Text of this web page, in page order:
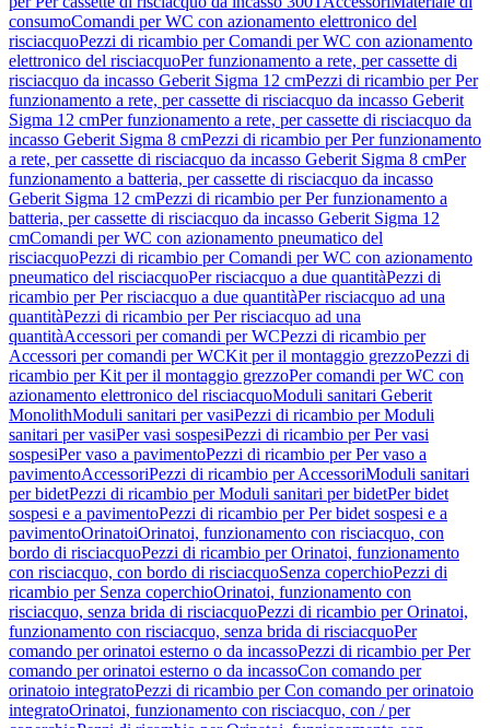
consumoComandi per WC con azionamento elettronico del
risciacquoPezzi di ricambio per Comandi per WC con azionamento
elettronico del risciacquoPer funzionamento a rete, per cassette di
risciacquo da incasso Geberit Sigma 12 cmPezzi di ricambio per Per
funzionamento a rete, per cassette di risciacquo da incasso Geberit
Sigma 12 cmPer funzionamento a rete, per cassette di risciacquo da
incasso Geberit Sigma 8 cmPezzi di ricambio per Per funzionamento
a rete, per cassette di risciacquo da incasso Geberit Sigma 8 cmPer
funzionamento a batteria, per cassette di risciacquo da incasso
Geberit Sigma 12 cmPezzi di ricambio per Per funzionamento a
batteria, per cassette di risciacquo da incasso Geberit Sigma 12
cmComandi per WC con azionamento pneumatico del
risciacquoPezzi di ricambio per Comandi per WC con azionamento
pneumatico del risciacquoPer risciacquo a due quantitàPezzi di
ricambio per Per risciacquo a due quantitàPer risciacquo ad una
quantitàPezzi di ricambio per Per risciacquo ad una
quantitàAccessori per comandi per WCPezzi di ricambio per
Accessori per comandi per WCKit per il montaggio grezzoPezzi di
ricambio per Kit per il montaggio grezzoPer comandi per WC con
azionamento elettronico del risciacquoModuli sanitari Geberit
MonolithModuli sanitari per vasiPezzi di ricambio per Moduli
sanitari per vasiPer vasi sospesiPezzi di ricambio per Per vasi
sospesiPer vaso a pavimentoPezzi di ricambio per Per vaso a
pavimentoAccessoriPezzi di ricambio per AccessoriModuli sanitari
per bidetPezzi di ricambio per Moduli sanitari per bidetPer bidet
sospesi e a pavimentoPezzi di ricambio per Per bidet sospesi e a
pavimentoOrinatoiOrinatoi, funzionamento con risciacquo, con
bordo di risciacquoPezzi di ricambio per Orinatoi, funzionamento
con risciacquo, con bordo di risciacquoSenza coperchioPezzi di
ricambio per Senza coperchioOrinatoi, funzionamento con
risciacquo, senza brida di risciacquoPezzi di ricambio per Orinatoi,
funzionamento con risciacquo, senza brida di risciacquoPer
comando per orinatoi esterno o da incassoPezzi di ricambio per Per
comando per orinatoi esterno o da incassoCon comando per
orinatoio integratoPezzi di ricambio per Con comando per orinatoio
integratoOrinatoi, funzionamento con risciacquo, con / per